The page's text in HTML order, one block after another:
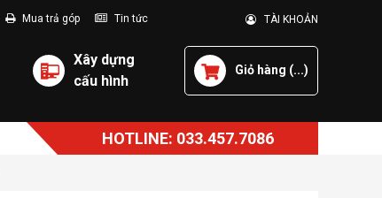
Mua trả góp Tin tức TÀI KHOẢN
Xây dựng
cấu hình
Giỏ hàng (...)
HOTLINE: 033.457.7086